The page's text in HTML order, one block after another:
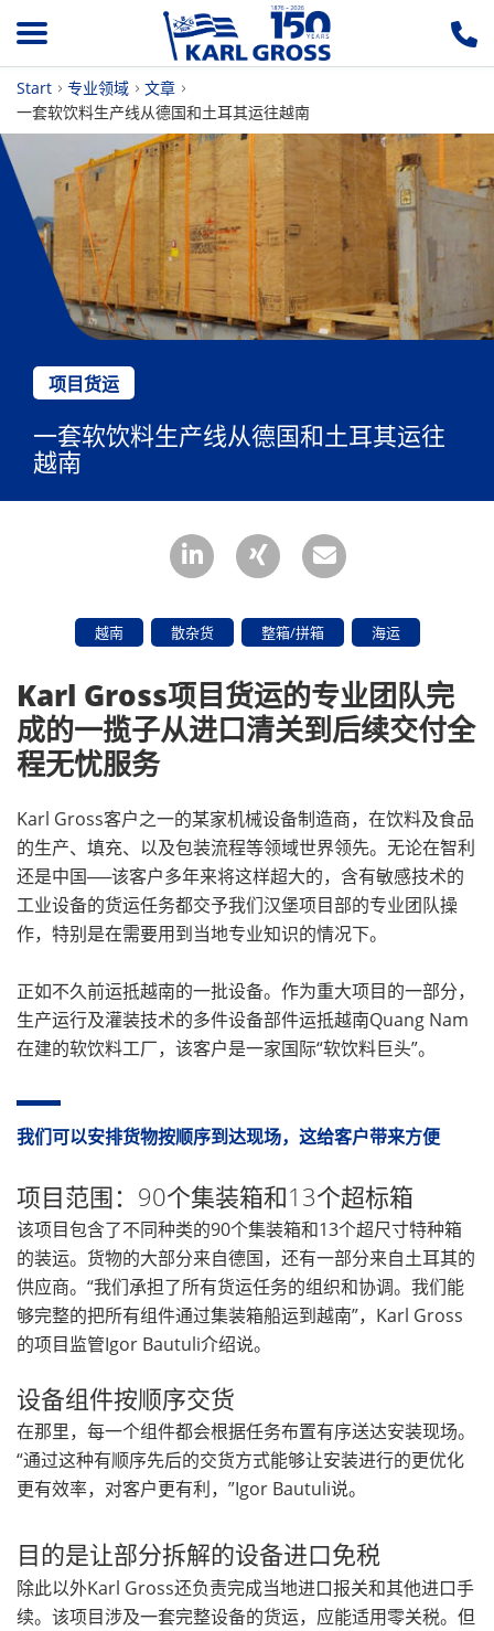
Start 专业领域
文章
一套软饮料生产线从德国和土耳其运往越南
项目货运
一套软饮料生产线从德国和土耳其运往
越南
越南 散杂货 整箱/拼箱 海运
Karl Gross项目货运的专业团队完
成的一揽子从进口清关到后续交付全
程无忧服务
Karl Gross客户之一的某家机械设备制造商，在饮料及食品
的生产、填充、以及包装流程等领域世界领先。无论在智利
还是中国──该客户多年来将这样超大的，含有敏感技术的
工业设备的货运任务都交予我们汉堡项目部的专业团队操
作，特别是在需要用到当地专业知识的情况下。
正如不久前运抵越南的一批设备。作为重大项目的一部分，
生产运行及灌装技术的多件设备部件运抵越南Quang Nam
在建的软饮料工厂，该客户是一家国际“软饮料巨头”。
我们可以安排货物按顺序到达现场，这给客户带来方便
项目范围：90个集装箱和13个超标箱
该项目包含了不同种类的90个集装箱和13个超尺寸特种箱
的装运。货物的大部分来自德国，还有一部分来自土耳其的
供应商。“我们承担了所有货运任务的组织和协调。我们能
够完整的把所有组件通过集装箱船运到越南”，Karl Gross
的项目监管Igor Bautuli介绍说。
设备组件按顺序交货
在那里，每一个组件都会根据任务布置有序送达安装现场。
“通过这种有顺序先后的交货方式能够让安装进行的更优化
更有效率，对客户更有利，”Igor Bautuli说。
目的是让部分拆解的设备进口免税
除此以外Karl Gross还负责完成当地进口报关和其他进口手
续。该项目涉及一套完整设备的货运，应能适用零关税。但